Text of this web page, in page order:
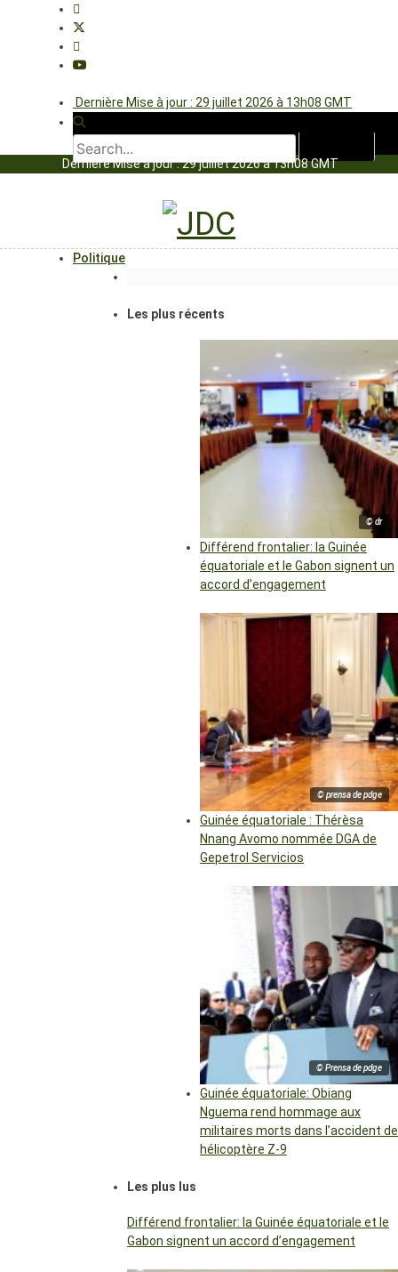
Dernière Mise à jour : 29 juillet 2026 à 13h08 GMT
Dernière Mise à jour : 29 juillet 2026 à 13h08 GMT
Politique
Les plus récents
© dr
Différend frontalier: la Guinée
équatoriale et le Gabon signent un
accord d’engagement
© prensa de pdge
Guinée équatoriale : Thérèsa
Nnang Avomo nommée DGA de
Gepetrol Servicios
© Prensa de pdge
Guinée équatoriale: Obiang
Nguema rend hommage aux
militaires morts dans l’accident de
hélicoptère Z-9
Les plus lus
Différend frontalier: la Guinée équatoriale et le
Gabon signent un accord d’engagement